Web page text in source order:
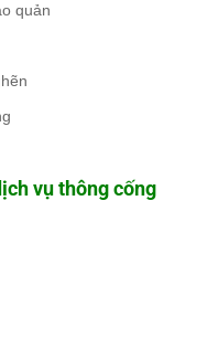
quản
vụ thông cống